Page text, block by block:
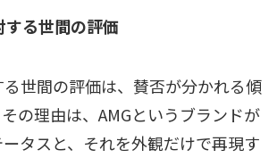
る世間の評価
る世間の評価は、賛否が分かれる傾
の理由は、AMGというブランドが
タスと、それを外観だけで再現す